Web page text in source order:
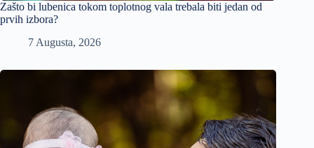
Zašto bi lubenica tokom toplotnog vala trebala biti jedan od
prvih izbora?
7 Augusta, 2026